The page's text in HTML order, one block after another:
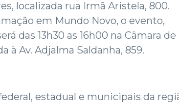
localizada rua Irmã Aristela, 800.
em Mundo Novo, o evento,
das 13h30 as 16h00 na Câmara de
à Av. Adjalma Saldanha, 859.
estadual e municipais da